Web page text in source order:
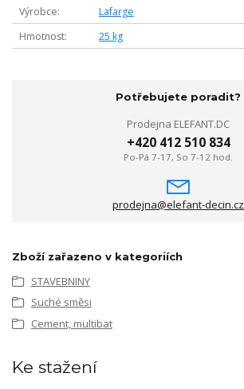
Výrobce
Lafarge
Hmotnost
25 kg
Potřebujete poradit?
Prodejna ELEFANT.DC
+420 412 510 834
Po-Pá 7-17, So 7-12 hod.
prodejna@elefant-decin.cz
Zboží zařazeno v kategoriích
STAVEBNINY
Suché směsi
Cement, multibat
Ke stažení